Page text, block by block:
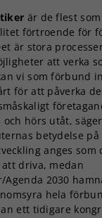
är de flest
förtroende för
är stora
att verka
vi som förbund
för att påverka
hörs utåt,
betydelse
anges som
driva, medan
2030
hela
ett tidigare